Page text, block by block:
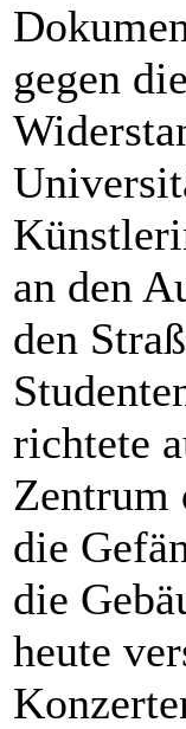
gegen
an den
den
richtete
Zentrum
die
die
heute